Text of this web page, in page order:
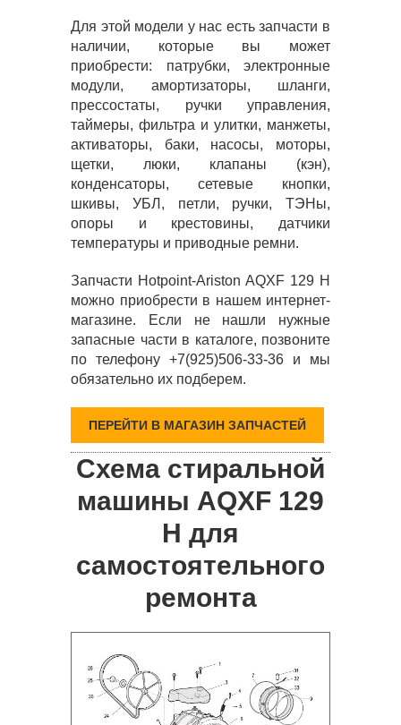
Для этой модели у нас есть запчасти в
наличии, которые вы может
приобрести: патрубки, электронные
модули, амортизаторы, шланги,
прессостаты, ручки управления,
таймеры, фильтра и улитки, манжеты,
активаторы, баки, насосы, моторы,
щетки, люки, клапаны (кэн),
конденсаторы, сетевые кнопки,
шкивы, УБЛ, петли, ручки, ТЭНы,
опоры и крестовины, датчики
температуры и приводные ремни.
Запчасти Hotpoint-Ariston AQXF 129 H
можно приобрести в нашем интернет-
магазине. Если не нашли нужные
запасные части в каталоге, позвоните
по телефону +7(925)506-33-36 и мы
обязательно их подберем.
ПЕРЕЙТИ В МАГАЗИН ЗАПЧАСТЕЙ
Схема стиральной
машины AQXF 129
H для
самостоятельного
ремонта